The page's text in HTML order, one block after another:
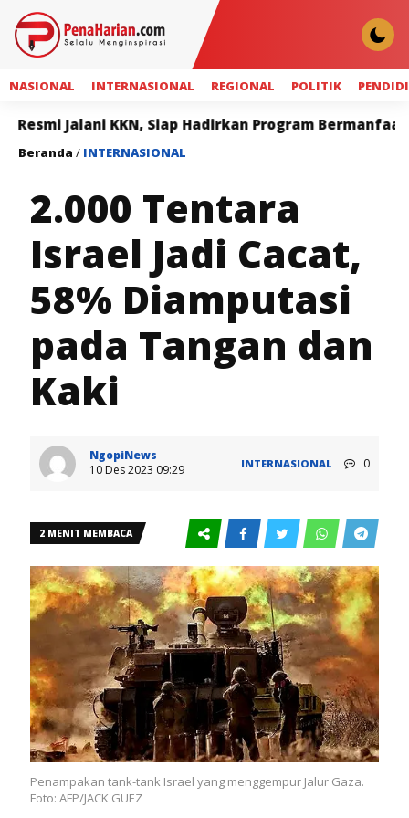
NASIONAL INTERNASIONAL REGIONAL POLITIK
KKN, Siap Hadirkan Program Bermanfaat bagi
Beranda / INTERNASIONAL
2.000 Tentara
Israel Jadi Cacat,
58% Diamputasi
pada Tangan dan
Kaki
NgopiNews
10 Des 2023 09:29
INTERNASIONAL 0
2 MENIT MEMBACA
Penampakan tank-tank Israel yang menggempur Jalur Gaza.
Foto: AFP/JACK GUEZ